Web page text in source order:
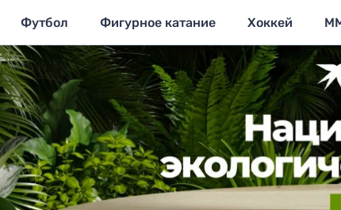
Футбол Фигурное катание Хоккей